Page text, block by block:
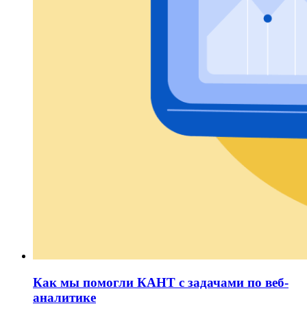
Как мы помогли КАНТ с задачами по веб-
аналитике